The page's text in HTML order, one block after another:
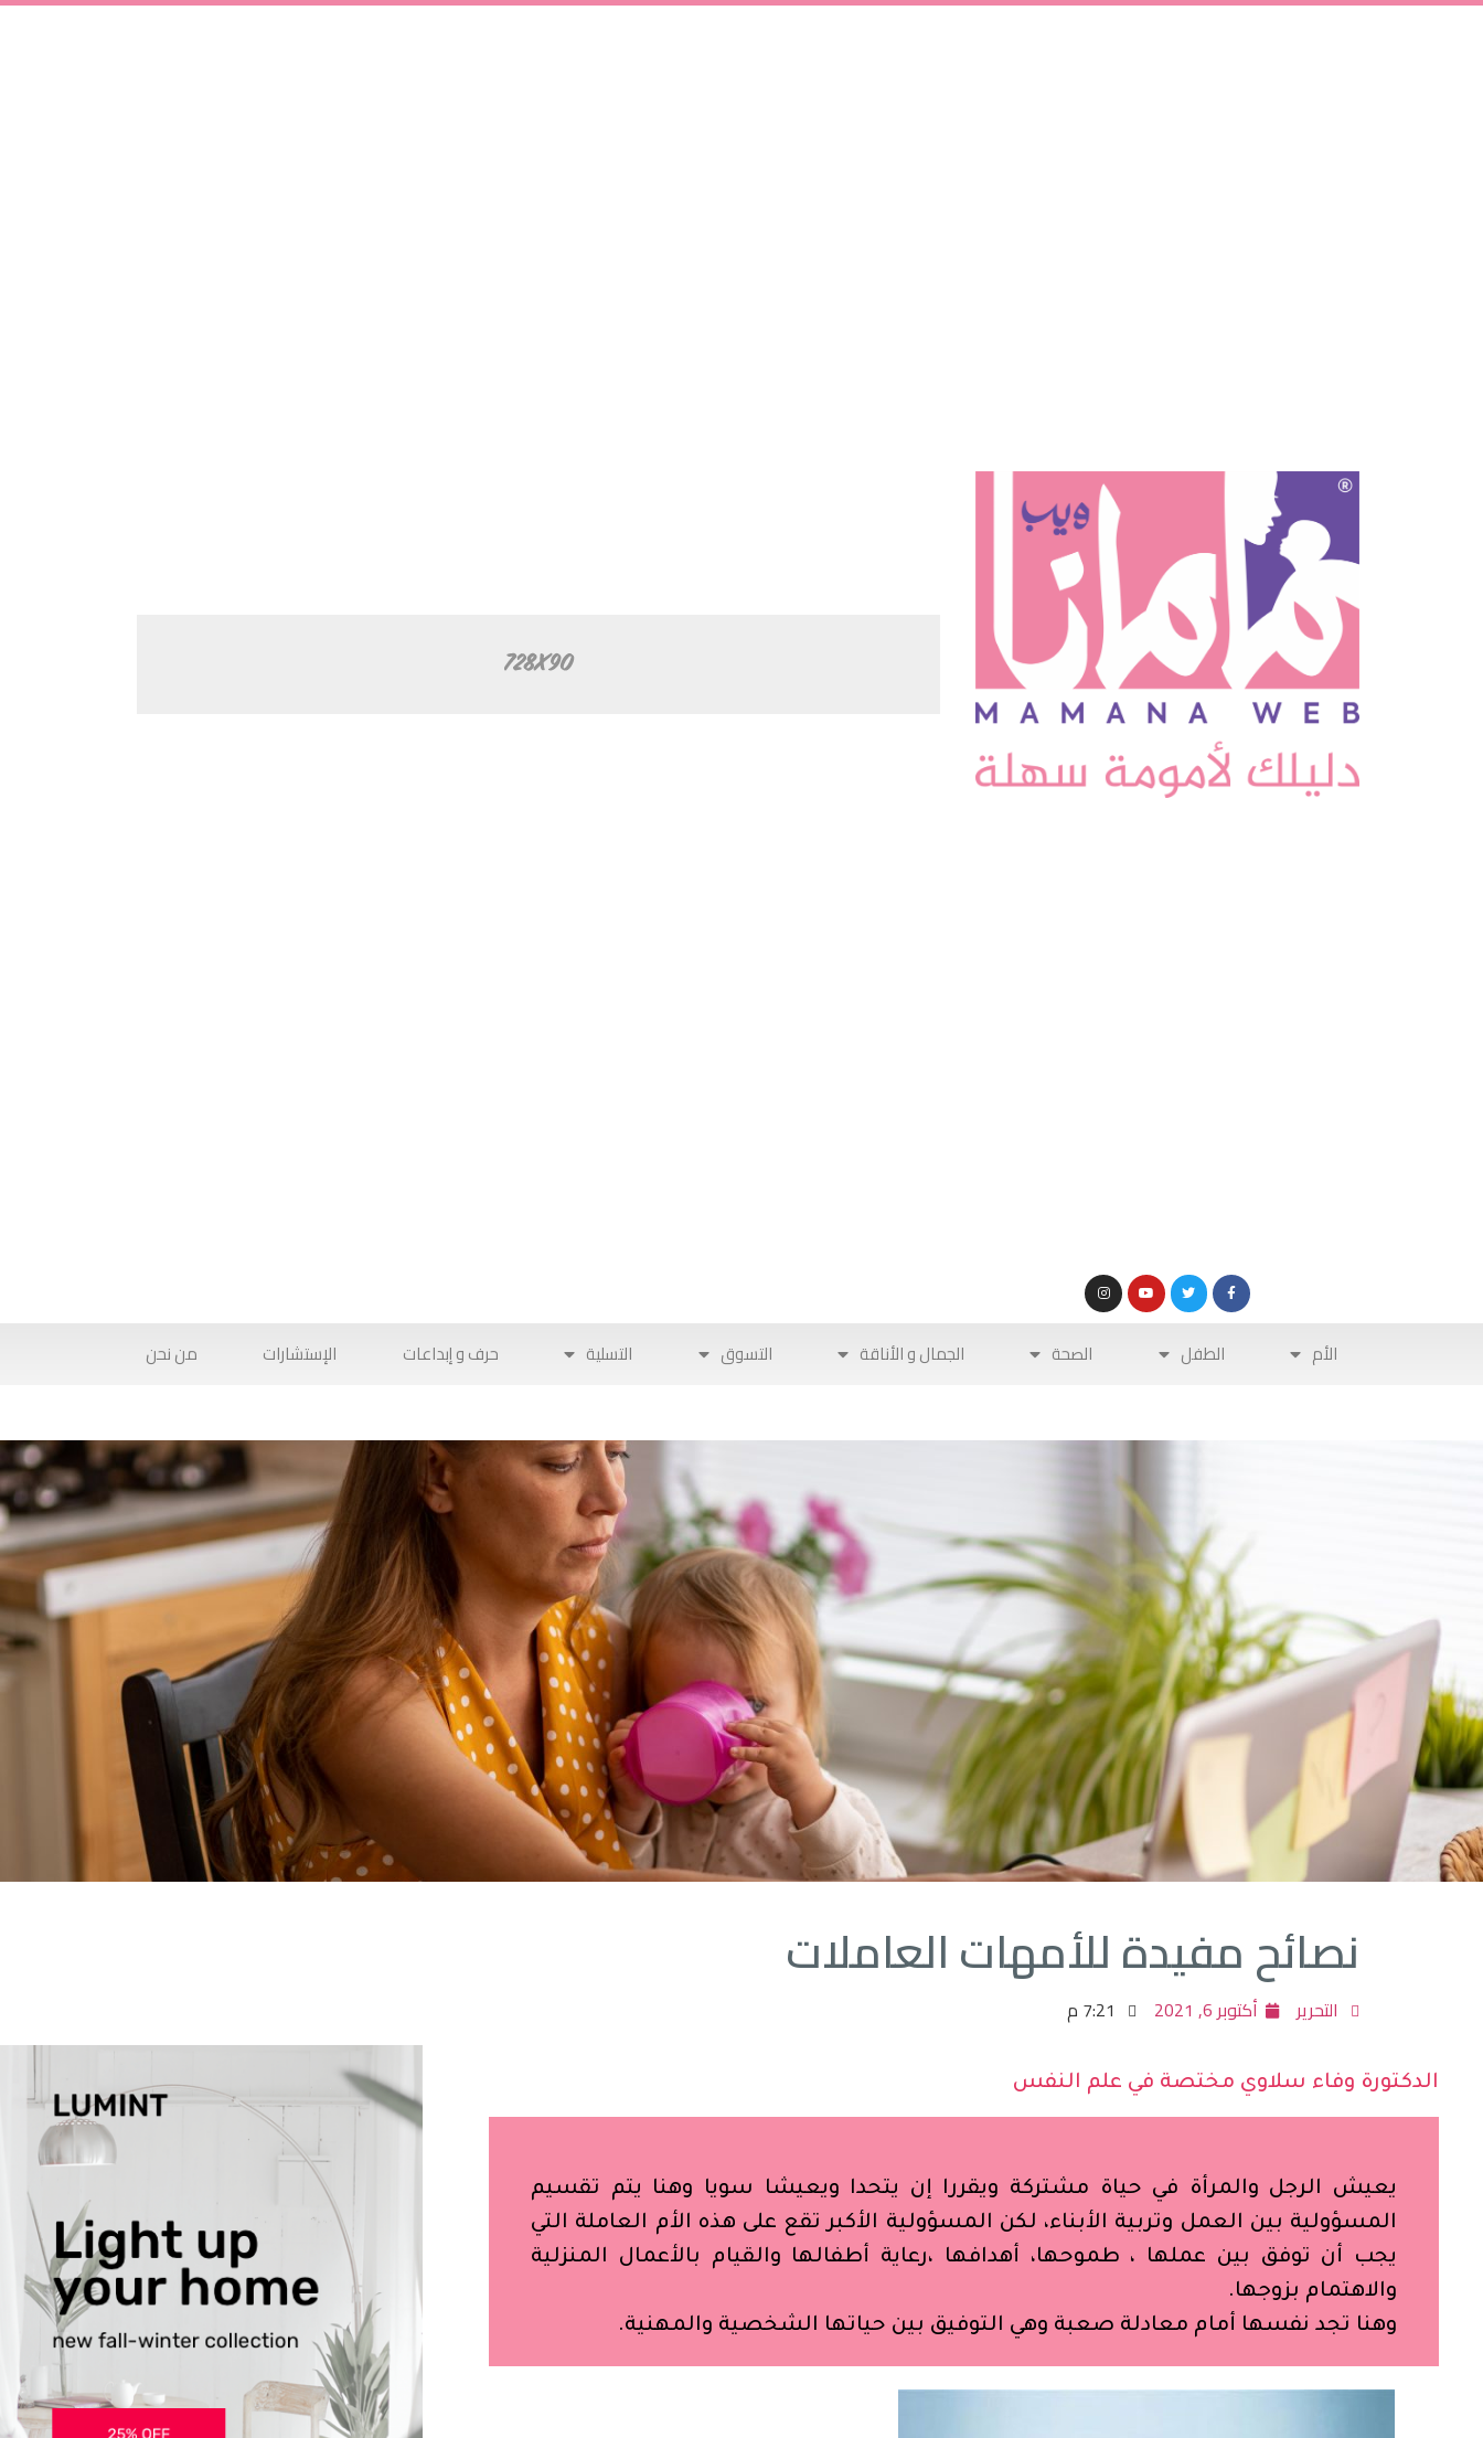
الأم الطفل الصحة الجمال و الأناقة التسوق التسلية حرف و إبداعات الإستشارات من نحن
نصائح مفيدة للأمهات العاملات
التحرير أكتوبر 6, 2021 7:21 م
الدكتورة وفاء سلاوي مختصة في علم النفس
يعيش الرجل والمرأة في حياة مشتركة ويقررا إن يتحدا ويعيشا سويا وهنا يتم تقسيم
المسؤولية بين العمل وتربية الأبناء، لكن المسؤولية الأكبر تقع على هذه الأم العاملة التي
يجب أن توفق بين عملها ، طموحها، أهدافها ،رعاية أطفالها والقيام بالأعمال المنزلية
والاهتمام بزوجها.
وهنا تجد نفسها أمام معادلة صعبة وهي التوفيق بين حياتها الشخصية والمهنية.